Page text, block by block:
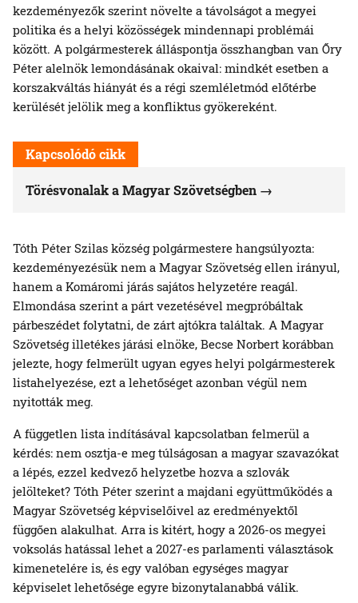
kezdeményezők szerint növelte a távolságot a megyei
politika és a helyi közösségek mindennapi problémái
között. A polgármesterek álláspontja összhangban van Őry
Péter alelnök lemondásának okaival: mindkét esetben a
korszakváltás hiányát és a régi szemléletmód előtérbe
kerülését jelölik meg a konfliktus gyökereként.
Kapcsolódó cikk
Törésvonalak a Magyar Szövetségben
Tóth Péter Szilas község polgármestere hangsúlyozta:
kezdeményezésük nem a Magyar Szövetség ellen irányul,
hanem a Komáromi járás sajátos helyzetére reagál.
Elmondása szerint a párt vezetésével megpróbáltak
párbeszédet folytatni, de zárt ajtókra találtak. A Magyar
Szövetség illetékes járási elnöke, Becse Norbert korábban
jelezte, hogy felmerült ugyan egyes helyi polgármesterek
listahelyezése, ezt a lehetőséget azonban végül nem
nyitották meg.
A független lista indításával kapcsolatban felmerül a
kérdés: nem osztja-e meg túlságosan a magyar szavazókat
a lépés, ezzel kedvező helyzetbe hozva a szlovák
jelölteket? Tóth Péter szerint a majdani együttműködés a
Magyar Szövetség képviselőivel az eredményektől
függően alakulhat. Arra is kitért, hogy a 2026-os megyei
voksolás hatással lehet a 2027-es parlamenti választások
kimenetelére is, és egy valóban egységes magyar
képviselet lehetősége egyre bizonytalanabbá válik.